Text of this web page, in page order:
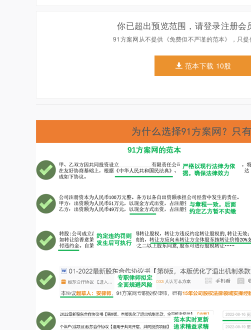
你已超出预览范围，请登录注册会
91方案网从不提供《免费但不严谨的范本》，只
范本下载 10股